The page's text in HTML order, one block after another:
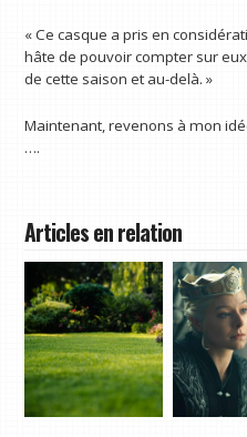
« Ce casque a pris en
hâte de pouvoir compter sur
de cette saison et au-delà. »
Maintenant, revenons à mon
….
Articles en relation